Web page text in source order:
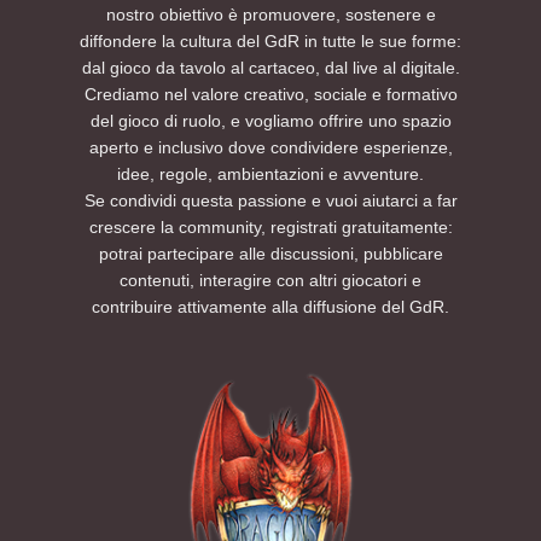
unico spazio culturale. Saranno infatti
presenti molti laboratori e attività didattiche
molto interessanti.
Degno di nota per i membri di D'L che
vorranno parteciparvi è il padiglione
nominato Tenda dei Giochi (The Riddle Pit).
Quest'area è dedicata alle attività di gioco,
dove esperti e neofiti potranno cimentarsi in
sessioni multi-tavolo, partecipare a workshop
tematici, provare nuovi giochi in apposite
sessioni dimostrative, chiacchierare e
divertirsi.
quindi non è necessario aver partecipato ad
altri eventi AETERNIS per godersi la storia
dall’inizio alla fine.
Per ulteriori informazioni consultate la
sezione FAQ di questo evento. Per esigenze
particolari è possibile contattarci tramite i
nostri canali social.
Non vediamo l’ora di vedervi lì.
Preparatevi a tirare l’iniziativa: tra tortelli,
colline e oscurità… la missione sta per
cominciare.
PRENOTA UN POSTO AL TAVOLO SUL NOSTRO
ed eventi futuri, seguite AETERNIS sui social e
su Eventbrite per ricevere le notifiche di
apertura delle nuove iscrizioni.
Sito Web
Instagram
nostro obiettivo è promuovere, sostenere e
diffondere la cultura del GdR in tutte le sue forme:
dal gioco da tavolo al cartaceo, dal live al digitale.
Crediamo nel valore creativo, sociale e formativo
del gioco di ruolo, e vogliamo offrire uno spazio
aperto e inclusivo dove condividere esperienze,
idee, regole, ambientazioni e avventure.
Se condividi questa passione e vuoi aiutarci a far
crescere la community, registrati gratuitamente:
potrai partecipare alle discussioni, pubblicare
contenuti, interagire con altri giocatori e
contribuire attivamente alla diffusione del GdR.